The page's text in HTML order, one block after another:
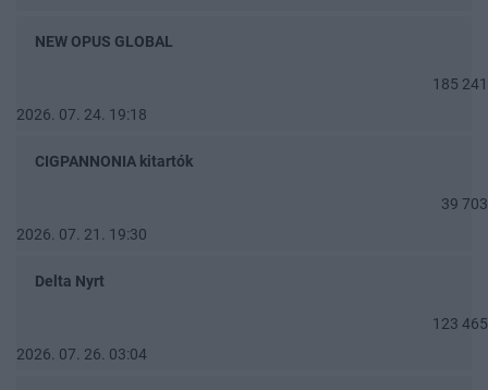
NEW OPUS GLOBAL
185 241
2026. 07. 24. 19:18
CIGPANNONIA kitartók
39 703
2026. 07. 21. 19:30
Delta Nyrt
123 465
2026. 07. 26. 03:04